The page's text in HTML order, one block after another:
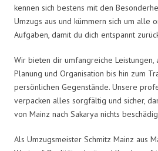
kennen sich bestens mit den
Umzugs aus und kümmern sich um alle
Aufgaben, damit du dich entspannt
Wir bieten dir umfangreiche
Planung und Organisation bis hin zum
persönlichen Gegenstände. Unsere
verpacken alles sorgfältig und sicher,
von Mainz nach Sakarya nichts
Als Umzugsmeister Schmitz Mainz aus